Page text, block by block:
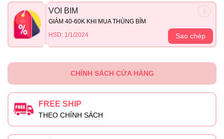
VOI BIM
GIẢM 40-60K KHI MUA THÙNG BỈM
HSD: 1/1/2024
Sao chép
CHÍNH SÁCH CỬA HÀNG
FREE SHIP
THEO CHÍNH SÁCH